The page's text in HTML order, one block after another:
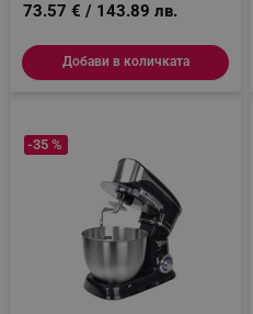
73.57 € / 143.89 лв.
Добави в количката
-35 %